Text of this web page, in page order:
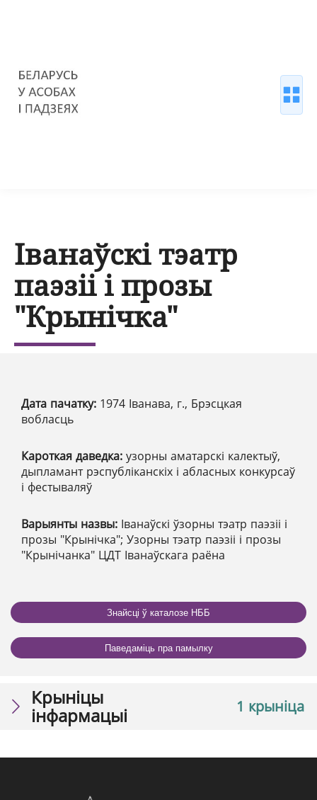
Іванаўскі тэатр
паэзіі і прозы
"Крынічка"
Дата пачатку: 1974 Іванава, г., Брэсцкая
вобласць
Кароткая даведка: узорны аматарскі калектыў,
дыпламант рэспубліканскіх і абласных конкурсаў
і фестываляў
Варыянты назвы: Іванаўскі ўзорны тэатр паэзіі і
прозы "Крынічка"; Узорны тэатр паэзіі і прозы
"Крынічанка" ЦДТ Іванаўскага раёна
Знайсці ў каталозе НББ
Паведаміць пра памылку
1 крыніца
Крыніцы
інфармацыі